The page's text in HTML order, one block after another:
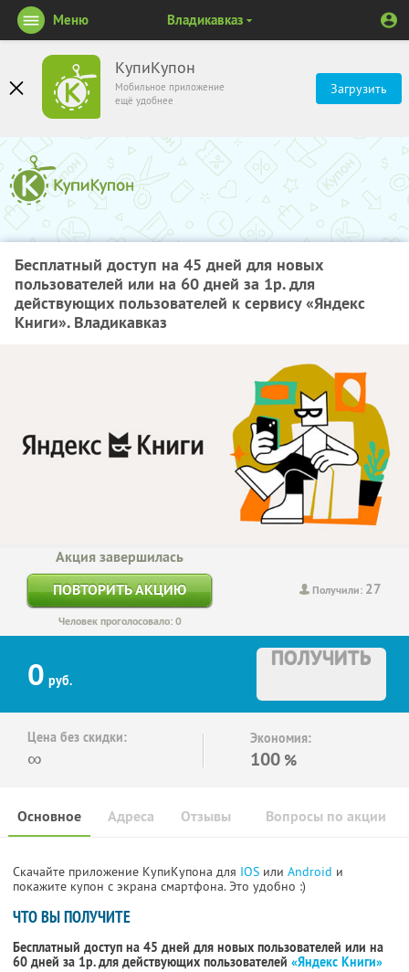
КупиКупон
Мобильное приложение
ещё удобнее
Загрузить
Меню Владикавказ
Бесплатный доступ на 45 дней для новых
пользователей или на 60 дней за 1р. для
действующих пользователей к сервису «Яндекс
Книги». Владикавказ
Получили: 27
Акция завершилась
ПОВТОРИТЬ АКЦИЮ
Человек проголосовало: 0
0 руб.
ПОЛУЧИТЬ
Цена без скидки:
∞
Экономия:
100 %
Основное Отзывы Вопросы по акции
Адреса
Скачайте приложение КупиКупона для IOS или Android и
покажите купон с экрана смартфона. Это удобно :)
ЧТО ВЫ ПОЛУЧИТЕ
Бесплатный доступ на 45 дней для новых пользователей или на
60 дней за 1р. для действующих пользователей «Яндекс Книги»